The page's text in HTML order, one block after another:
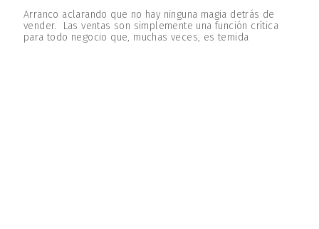
Arranco aclarando que no hay ninguna magia detrás de
vender. Las ventas son simplemente una función crítica
para todo negocio que, muchas veces, es temida